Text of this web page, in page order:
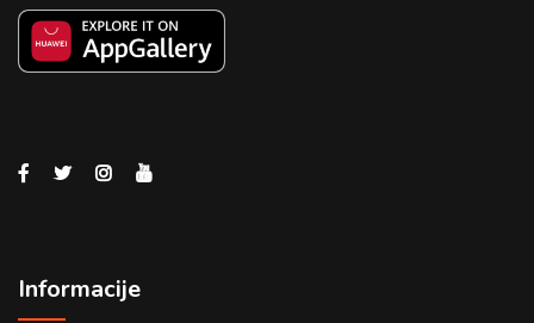
Informacije